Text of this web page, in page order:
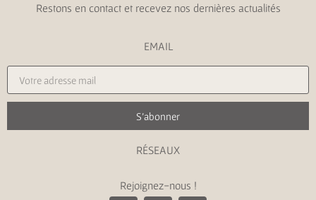
Restons en contact et recevez nos dernières actualités
EMAIL
S'abonner
RÉSEAUX
Rejoignez-nous !